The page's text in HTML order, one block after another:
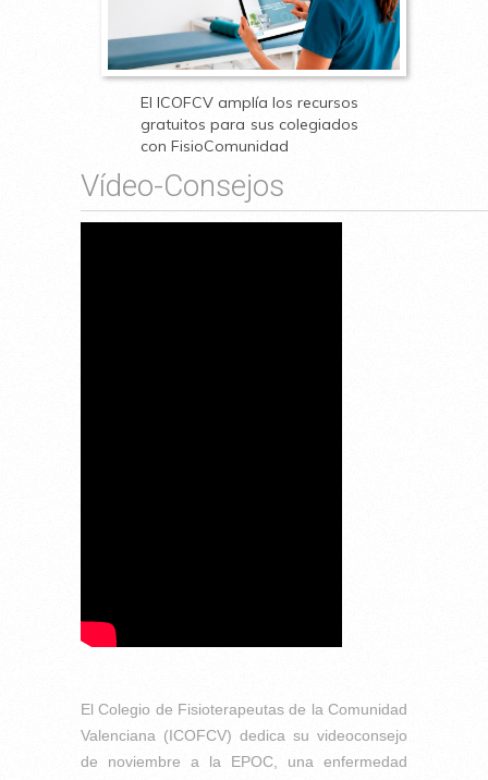
El ICOFCV amplía los recursos
gratuitos para sus colegiados
con FisioComunidad
Vídeo-Consejos
El Colegio de Fisioterapeutas de la Comunidad
Valenciana (ICOFCV) dedica su videoconsejo
de noviembre a la EPOC, una enfermedad